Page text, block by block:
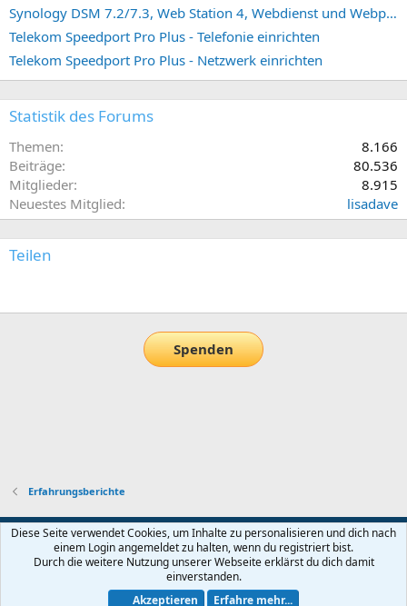
Synology DSM 7.2/7.3, Web Station 4, Webdienst und Webportal erstellen (ehemals vHost)
Telekom Speedport Pro Plus - Telefonie einrichten
Telekom Speedport Pro Plus - Netzwerk einrichten
Statistik des Forums
Themen
8.166
Beiträge
80.536
Mitglieder
8.915
Neuestes Mitglied
lisadave
Teilen
Spenden
Erfahrungsberichte
Default-Theme
Nutzungsbedingungen
Datenschutz Hilfe und Impressum Start
®
Diese Seite verwendet Cookies, um Inhalte zu personalisieren und dich nach
einem Login angemeldet zu halten, wenn du registriert bist.
Durch die weitere Nutzung unserer Webseite erklärst du dich damit
einverstanden.
Akzeptieren
Erfahre mehr...